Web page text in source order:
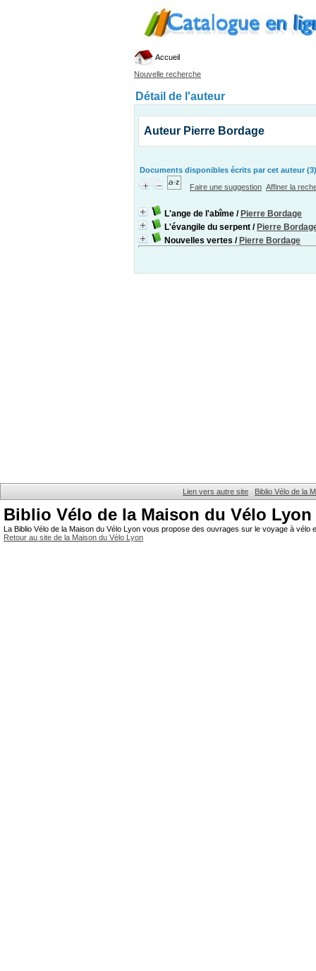
Accueil
Nouvelle recherche
Détail de l'auteur
Auteur Pierre Bordage
Documents disponibles écrits par cet auteur (3)
Faire une suggestion Affiner la
L'ange de l'abîme / Pierre Bordage
L'évangile du serpent / Pierre
Nouvelles vertes / Pierre Bordage
Lien vers autre site Biblio Vélo de la
Biblio Vélo de la Maison du Vélo Lyon
La Biblio Vélo de la Maison du Vélo Lyon vous propose des ouvrages sur le voyage à
Retour au site de la Maison du Vélo Lyon